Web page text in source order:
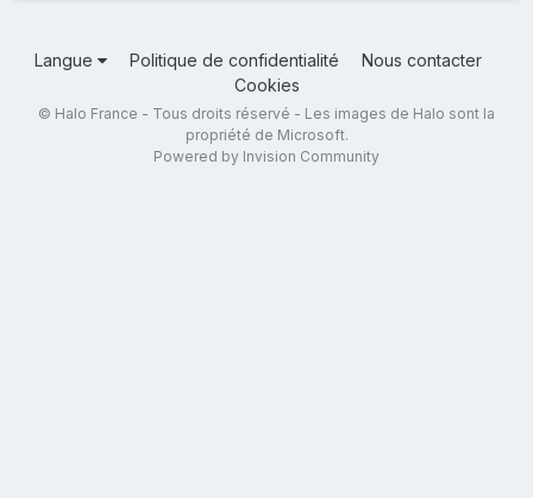
Langue Politique de confidentialité
Nous contacter
Cookies
© Halo France - Tous droits réservé - Les images de Halo sont la
propriété de Microsoft.
Powered by Invision Community